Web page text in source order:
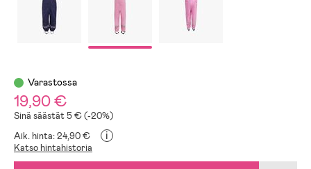
Varastossa
19,90 €
Sinä säästät 5 € (-20%)
Aik. hinta: 24,90 €
i
Katso hintahistoria